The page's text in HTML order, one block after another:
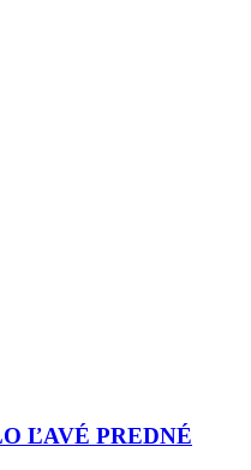
ĽAVÉ PREDNÉ